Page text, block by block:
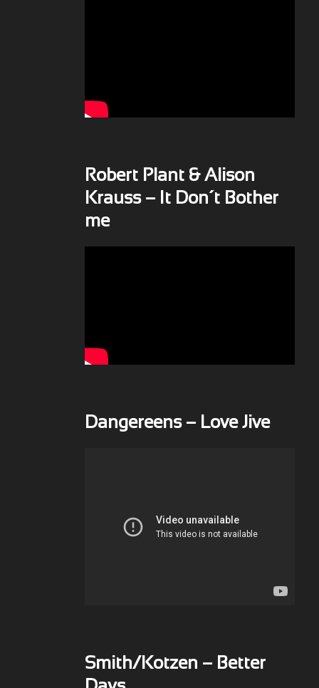
Robert Plant & Alison
Krauss – It Don´t Bother
me
Dangereens – Love Jive
Smith/Kotzen – Better